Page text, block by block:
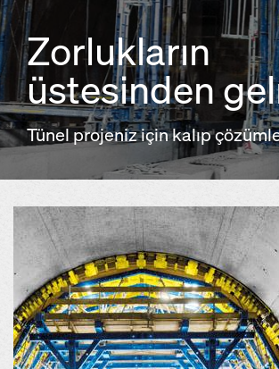
Zorlukların
üstesinden
Tünel projeniz için kalıp